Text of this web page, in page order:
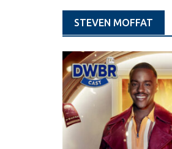
STEVEN MOFFAT